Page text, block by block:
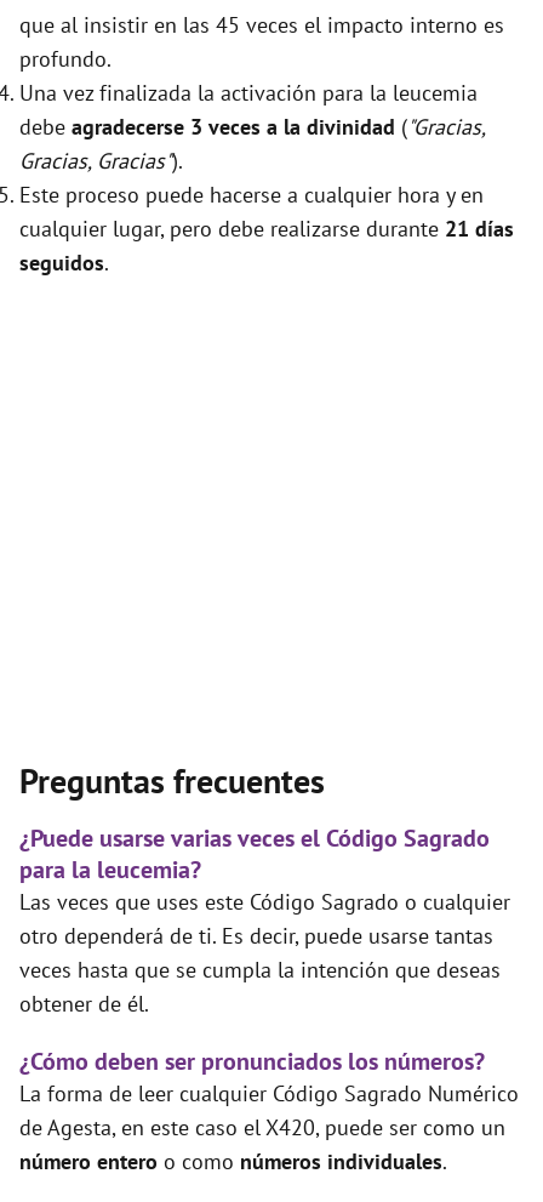
que al insistir en las 45 veces el impacto interno es
profundo.
Una vez finalizada la activación para la leucemia
debe agradecerse 3 veces a la divinidad ("Gracias,
Gracias, Gracias").
Este proceso puede hacerse a cualquier hora y en
cualquier lugar, pero debe realizarse durante 21 días
seguidos.
Preguntas frecuentes
¿Puede usarse varias veces el Código Sagrado
para la leucemia?
Las veces que uses este Código Sagrado o cualquier
otro dependerá de ti. Es decir, puede usarse tantas
veces hasta que se cumpla la intención que deseas
obtener de él.
¿Cómo deben ser pronunciados los números?
La forma de leer cualquier Código Sagrado Numérico
de Agesta, en este caso el X420, puede ser como un
número entero o como números individuales.